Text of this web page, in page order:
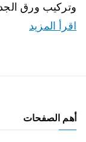
وتركيب ورق
اقرأ المزيد
أهم الصفحات